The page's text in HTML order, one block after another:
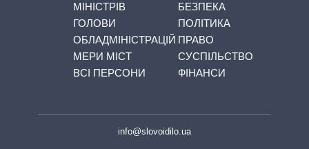
МІНІСТРІВ
ГОЛОВИ
ОБЛАДМІНІСТРАЦІЙ
МЕРИ МІСТ
ВСІ ПЕРСОНИ
БЕЗПЕКА
ПОЛІТИКА
ПРАВО
СУСПІЛЬСТВО
ФІНАНСИ
info@slovoidilo.ua